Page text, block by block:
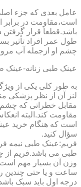
عامل بعدی که جزء
طول عمر افراد تأثیر
چشم او ازجمله آب
عینک طبی زنانه-عینک
به طور کلی یکی از
لنز آن از نظر پزشکی
مقابل خطراتی که چشم
مقاومت کند.البته
است که هنگام خرید
سؤال کنید.
فریم:عینک طبی نیمه
طبی می باشد.فریم از
وزن آن بسیار مهم
ساعت و یا حتی چندین
درجه اول باید سبک